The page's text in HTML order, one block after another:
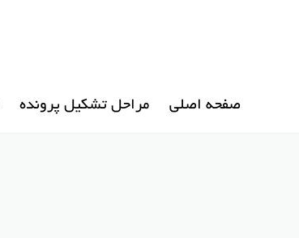
صفحه اصلی مراحل تشکیل پرونده